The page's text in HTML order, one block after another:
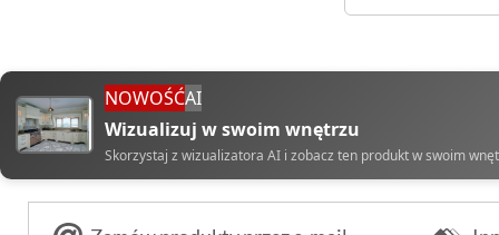
NOWOŚĆAI
Wizualizuj w swoim wnętrzu
Skorzystaj z wizualizatora AI i zobacz ten produkt w swoim